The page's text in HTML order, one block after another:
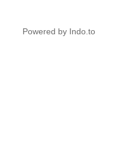
Powered by Indo.to